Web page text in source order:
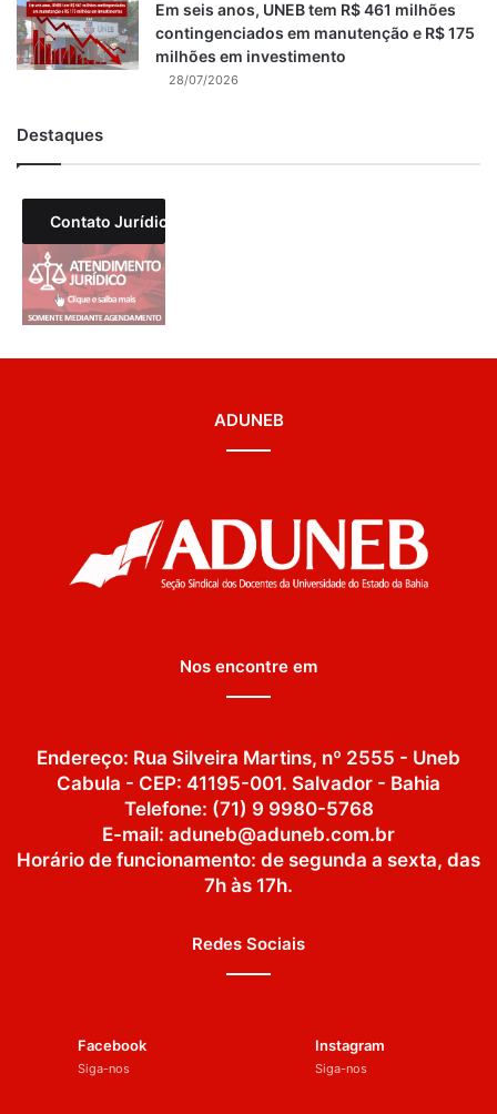
Em seis anos, UNEB tem R$ 461 milhões
contingenciados em manutenção e R$ 175
milhões em investimento
28/07/2026
Destaques
Contato Jurídico
ADUNEB
Nos encontre em
Endereço: Rua Silveira Martins, nº 2555 - Uneb
Cabula - CEP: 41195-001. Salvador - Bahia
Telefone: (71) 9 9980-5768
E-mail: aduneb@aduneb.com.br
Horário de funcionamento: de segunda a sexta, das
7h às 17h.
Redes Sociais
Facebook
Siga-nos
Instagram
Siga-nos